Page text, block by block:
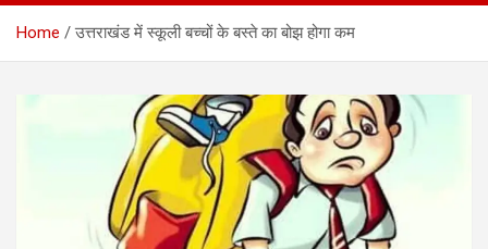
Home उत्तराखंड में स्कूली बच्चों के बस्ते का बोझ होगा कम